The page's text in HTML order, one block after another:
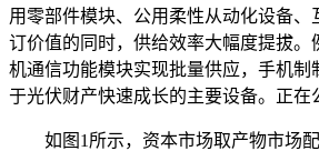
用零部件模块、公用柔性从动化设备
订价值的同时，供给效率大幅度提拔
机通信功能模块实现批量供应，手机
于光伏财产快速成长的主要设备。正
如图1所示，资本市场取产物市场配